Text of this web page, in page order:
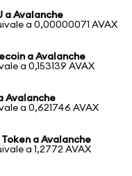
a Avalanche
a 0,00000071 AVAX
a Avalanche
a 0,153139 AVAX
Avalanche
a 0,621746 AVAX
a Avalanche
a 1,2772 AVAX